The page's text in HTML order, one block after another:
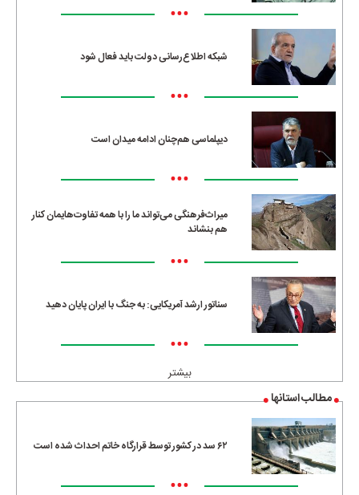
•••
شبکه اطلاع‌رسانی دولت باید فعال شود
•••
دیپلماسی هم‌چنان ادامه میدان است
•••
میراث‌فرهنگی می‌تواند ما را با همه تفاوت‌هایمان کنار
هم بنشاند
•••
سناتور ارشد آمریکایی: به جنگ با ایران پایان دهید
•••
بیشتر
مطالب استانها
۶۲ سد در کشور توسط قرارگاه خاتم احداث شده است
•••